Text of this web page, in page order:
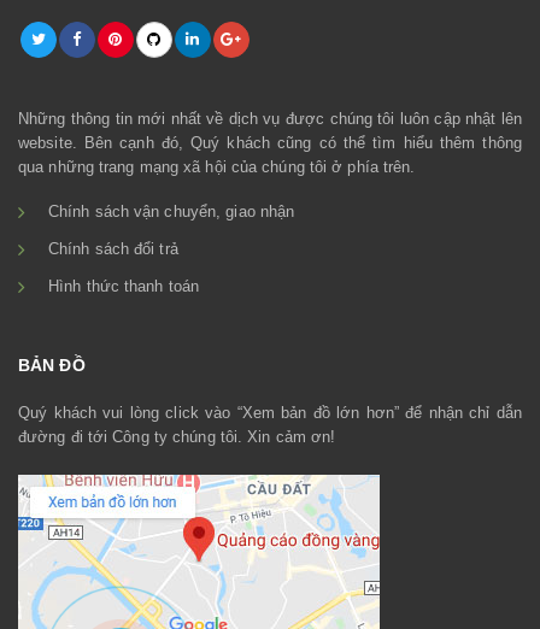
Những thông tin mới nhất về dịch vụ được chúng tôi luôn cập nhật lên
website. Bên cạnh đó, Quý khách cũng có thể tìm hiểu thêm thông
qua những trang mạng xã hội của chúng tôi ở phía trên.
Chính sách vận chuyển, giao nhận
Chính sách đổi trả
Hình thức thanh toán
BẢN ĐỒ
Quý khách vui lòng click vào “Xem bản đồ lớn hơn” để nhận chỉ dẫn
đường đi tới Công ty chúng tôi. Xin cảm ơn!